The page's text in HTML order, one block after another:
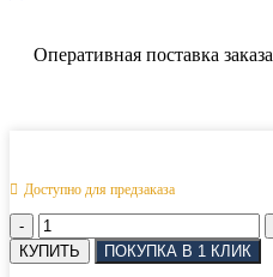
Оперативная поставка заказа
Доступно для предзаказа
Количество
товара
Стропы
КУПИТЬ ПОКУПКА В 1 КЛИК